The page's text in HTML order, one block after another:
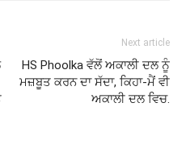
Next article
HS Phoolka ਵੱਲੋਂ ਅਕਾਲੀ ਦਲ ਨੂੰ
ਮਜ਼ਬੂਤ ਕਰਨ ਦਾ ਸੱਦਾ, ਕਿਹਾ-ਮੈਂ ਵੀ
ਅਕਾਲੀ ਦਲ ਵਿਚ.